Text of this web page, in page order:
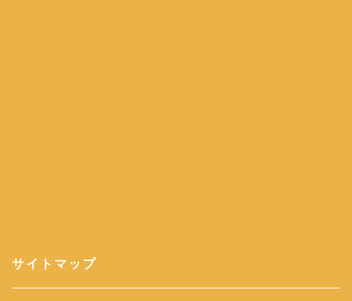
サイトマップ